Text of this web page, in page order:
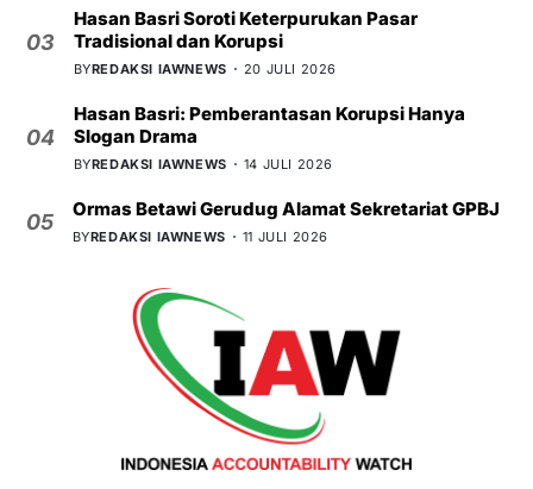
03
Hasan Basri Soroti Keterpurukan Pasar
Tradisional dan Korupsi
BYREDAKSI IAWNEWS 20 JULI 2026
04
Hasan Basri: Pemberantasan Korupsi Hanya
Slogan Drama
BYREDAKSI IAWNEWS 14 JULI 2026
05
Ormas Betawi Gerudug Alamat Sekretariat GPBJ
BYREDAKSI IAWNEWS 11 JULI 2026